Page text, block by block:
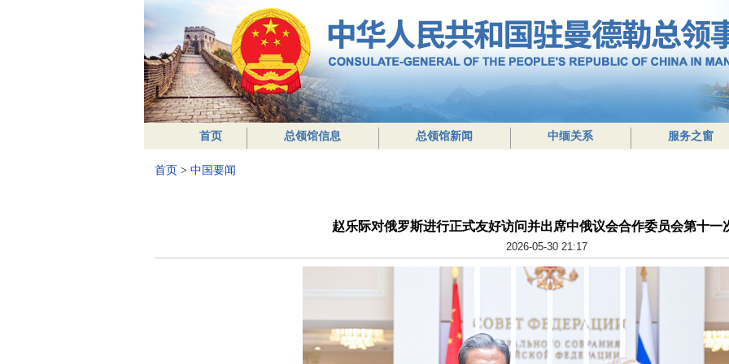
首页 总领馆信息 总领馆新闻 中缅关系 服务之窗
首页 > 中国要闻
赵乐际对俄罗斯进行正式友好访问并出席中俄议会合作委员会第十一
2026-05-30 21:17